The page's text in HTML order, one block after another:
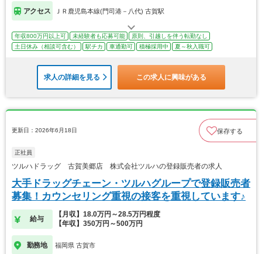
アクセス ＪＲ鹿児島本線(門司港－八代) 古賀駅
年収800万円以上可 未経験者も応募可能
原則、引越しを伴う転勤なし
土日休み（相談可含む）
駅チカ 車通勤可 積極採用中 夏～秋入職可
求人の詳細を見る この求人に興味がある
更新日：2026年6月18日 保存する
正社員
ツルハドラッグ 古賀美郷店 株式会社ツルハの登録販売者の求人
大手ドラッグチェーン・ツルハグループで登録販売者
募集！カウンセリング重視の接客を重視しています♪
給与
【月収】18.0万円～28.5万円程度
【年収】350万円～500万円
勤務地 福岡県 古賀市